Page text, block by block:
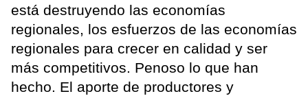
está destruyendo las economías
regionales, los esfuerzos de las economías
regionales para crecer en calidad y ser
más competitivos. Penoso lo que han
hecho. El aporte de productores y